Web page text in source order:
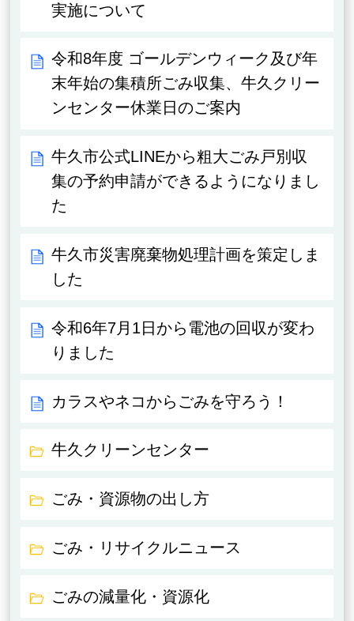
実施について
令和8年度 ゴールデンウィーク及び年
末年始の集積所ごみ収集、牛久クリー
ンセンター休業日のご案内
牛久市公式LINEから粗大ごみ戸別収
集の予約申請ができるようになりまし
た
牛久市災害廃棄物処理計画を策定しま
した
令和6年7月1日から電池の回収が変わ
りました
カラスやネコからごみを守ろう！
牛久クリーンセンター
ごみ・資源物の出し方
ごみ・リサイクルニュース
ごみの減量化・資源化